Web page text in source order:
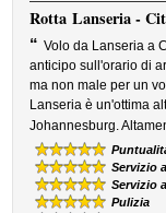
RottaLanseria -
“ Volo da Lanseria a
anticipo sull'orario di
ma non male per un
Lanseria è un'ottima
Johannesburg.
Servizio
Servizio
Pulizia